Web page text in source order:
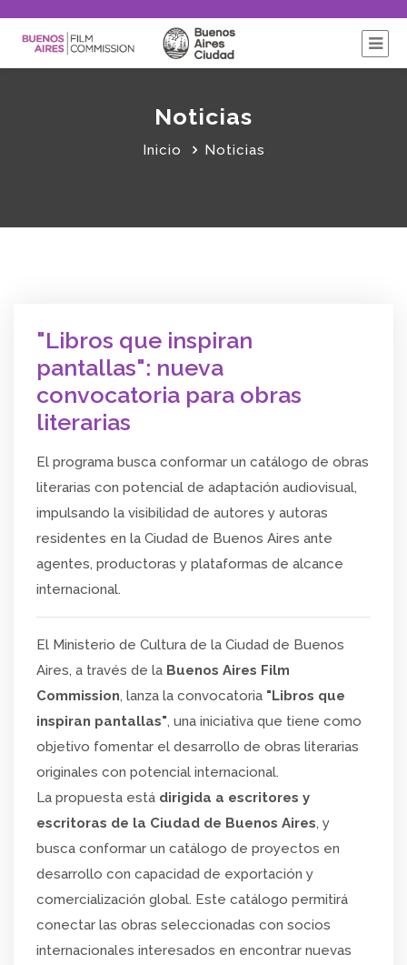
Noticias
Inicio Noticias
"Libros que inspiran
pantallas": nueva
convocatoria para obras
literarias
El programa busca conformar un catálogo de obras
literarias con potencial de adaptación audiovisual,
impulsando la visibilidad de autores y autoras
residentes en la Ciudad de Buenos Aires ante
agentes, productoras y plataformas de alcance
internacional.
El Ministerio de Cultura de la Ciudad de Buenos
Aires, a través de la Buenos Aires Film
Commission, lanza la convocatoria "Libros que
inspiran pantallas", una iniciativa que tiene como
objetivo fomentar el desarrollo de obras literarias
originales con potencial internacional.
La propuesta está dirigida a escritores y
escritoras de la Ciudad de Buenos Aires, y
busca conformar un catálogo de proyectos en
desarrollo con capacidad de exportación y
comercialización global. Este catálogo permitirá
conectar las obras seleccionadas con socios
internacionales interesados en encontrar nuevas